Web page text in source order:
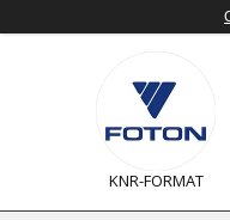
KNR-FORMAT